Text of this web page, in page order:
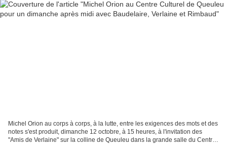
Michel Orion au corps à corps, à la lutte, entre les exigences des mots et des
notes s'est produit, dimanche 12 octobre, à 15 heures, à l'invitation des
"Amis de Verlaine" sur la colline de Queuleu dans la grande salle du Centre